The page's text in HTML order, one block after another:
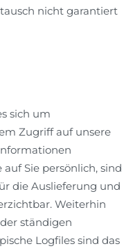
nicht garantiert
sich um
Zugriff auf unsere
Sie persönlich, sind
die Auslieferung und
Weiterhin
ständigen
Logfiles sind das